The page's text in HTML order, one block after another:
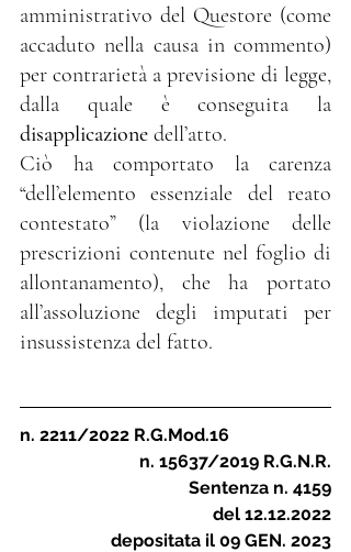
amministrativo del Questore (come
accaduto nella causa in commento)
per contrarietà a previsione di legge,
disapplicazione dell’atto.
Ciò ha comportato la carenza
“dell’elemento essenziale del reato
contestato” (la violazione delle
prescrizioni contenute nel foglio di
allontanamento), che ha portato
all’assoluzione degli imputati per
insussistenza del fatto.
n. 2211/2022 R.G.Mod.16
n. 15637/2019 R.G.N.R.
Sentenza n. 4159
del 12.12.2022
depositata il 09 GEN. 2023